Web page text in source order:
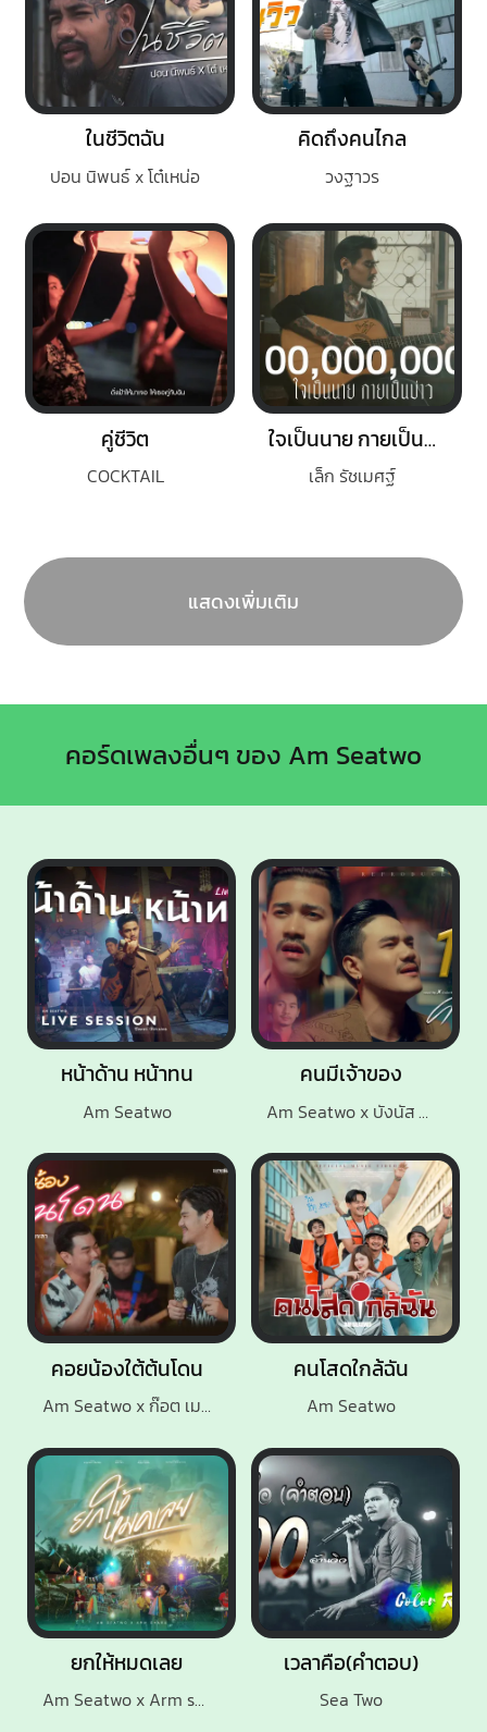
ในชีวิตฉัน
ปอน นิพนธ์ x โต๋เหน่อ
คิดถึงคนไกล
วงฐาวร
คู่ชีวิต
COCKTAIL
ใจเป็นนาย กายเป็นบ่าว
เล็ก รัชเมศฐ์
แสดงเพิ่มเติม
คอร์ดเพลงอื่นๆ ของ Am Seatwo
เวลาคือ(คำตอบ)
Sea Two
หน้าด้าน หน้าทน
Am Seatwo
คนมีเจ้าของ
Am Seatwo x บังนัส ฟิวเจอร์แบนด์
คอยน้องใต้ต้นโดน
Am Seatwo x ก๊อต เมขลา
คนโสดใกล้ฉัน
Am Seatwo
ยกให้หมดเลย
Am Seatwo x Arm shabu